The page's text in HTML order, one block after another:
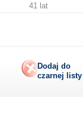
41 lat
Dodaj do
czarnej listy